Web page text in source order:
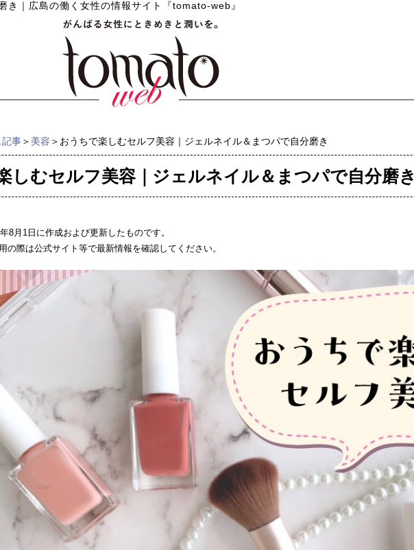
き ｜ 広島の働く女性の情報サイト『tomato-web』
記事＞ 美容 ＞おうちで楽しむセルフ美容｜ジェルネイル＆まつパで自分磨き
しむセルフ美容｜ジェルネイル＆まつパで自分磨き
8月1日に作成および更新したものです。
の際は公式サイト等で最新情報を確認してください。